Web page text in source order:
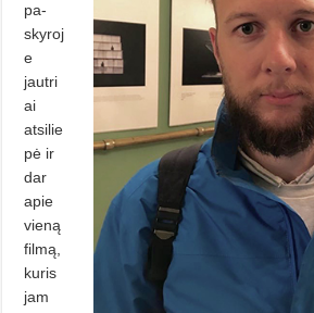
pa­
skyroj
e
jautri
ai
atsilie
pė ir
dar
apie
vieną
filmą,
kuris
jam